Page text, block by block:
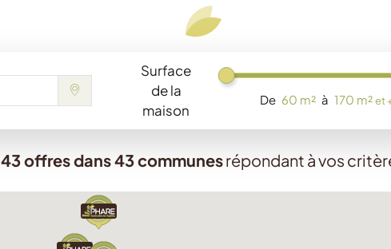
Chargement...
Surface
de la
maison
De 60 m² à 170 m²et
43 offres dans 43 communesrépondant à vos